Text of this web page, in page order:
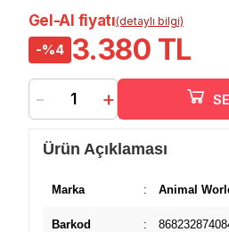
Gel-Al fiyatı(detaylı bilgi)
-%4 3.380 TL
- +
Ürün Açıklaması
Marka : Animal
Barkod :